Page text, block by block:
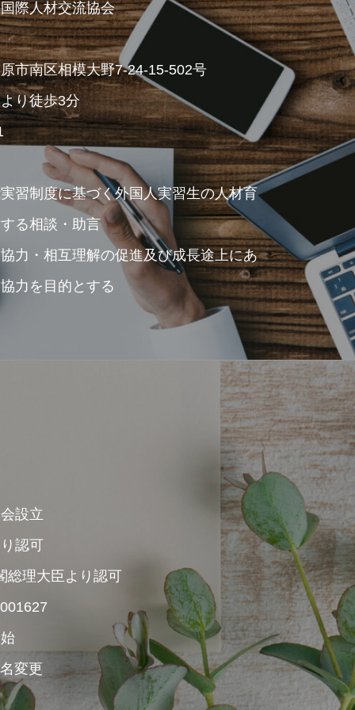
際人材交流協会
市南区相模大野7-24-15-502号
り徒歩3分
習制度に基づく外国人実習生の人材育
る相談・助言
力・相互理解の促進及び成長途上にあ
力を目的とする
設立
認可
総理大臣より認可
変更